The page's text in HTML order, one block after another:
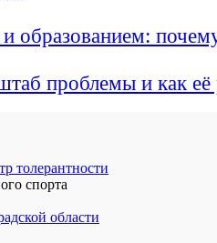
проблемы и как её
толерантности
спорта
области